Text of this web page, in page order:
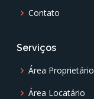
Contato
Serviços
Área Proprietário
Área Locatário